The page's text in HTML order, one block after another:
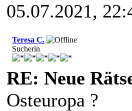
05.07.2021,
Teresa C.
Sucherin
RE: Neue
Osteuropa ?